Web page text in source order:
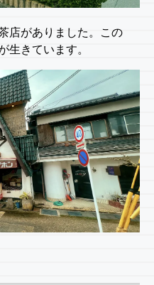
店がありました。この
生きています。